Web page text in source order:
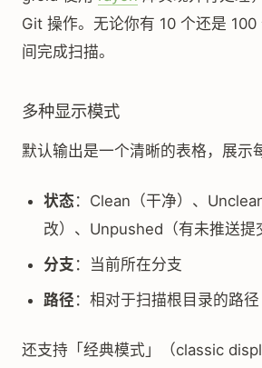
Git 操作。无论你有 10 个还是
间完成扫描。
多种显示模式
默认输出是一个清晰的表格，展示
状态：Clean（干净）、
改）、Unpushed（有未推送提
分支 ：当前所在分支
路径 ：相对于扫描根目录的路径
还支持「经典模式」（classic